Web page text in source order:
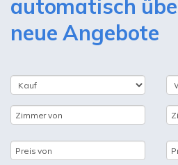
automatisch
neue Angebote